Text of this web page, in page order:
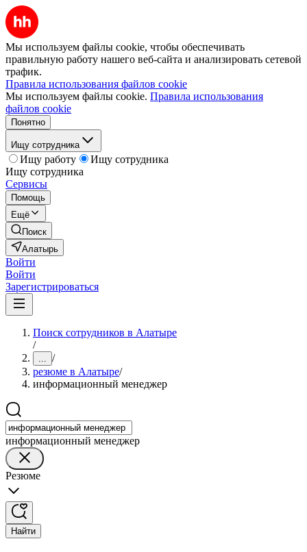
Мы используем файлы cookie, чтобы обеспечивать
правильную работу нашего веб-сайта и анализировать сетевой
трафик.
Правила использования файлов cookie
Мы используем файлы cookie. Правила использования
файлов cookie
Понятно
Ищу сотрудника
Ищу работу
Ищу сотрудника
Ищу сотрудника
Сервисы
Помощь
Ещё
Поиск
Алатырь
Войти
Войти
Зарегистрироваться
Поиск сотрудников в Алатыре
/
... /
резюме в Алатыре/
информационный менеджер
информационный менеджер
Резюме
Найти